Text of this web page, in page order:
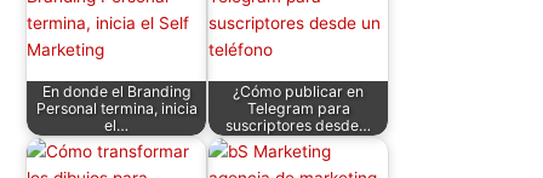
A
p
p
b
o
o
k
dI
n
t
st
En donde el Branding
Personal termina, inicia
el…
¿Cómo publicar en
Telegram para
suscriptores desde…